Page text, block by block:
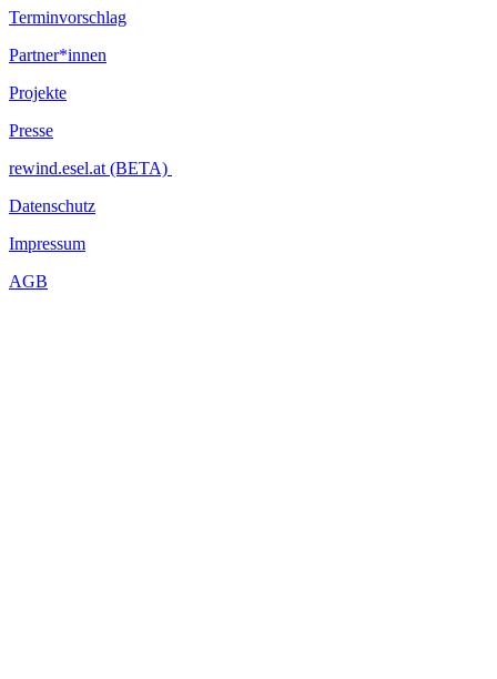
Terminvorschlag
Partner*innen
Projekte
Presse
rewind.esel.at (BETA)
Datenschutz
Impressum
AGB